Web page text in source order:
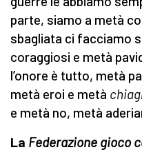
parte, siamo a metà
sbagliata ci facciamo
coraggiosi e metà
l’onore è tutto, metà
metà eroi e metà
e metà no, metà
La Federazione gioco